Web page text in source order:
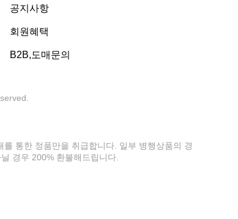
공지사항
회원혜택
B2B,도매문의
통한 정품만을 취급합니다. 일부 병행상품의 경
경우 200% 환불해드립니다.